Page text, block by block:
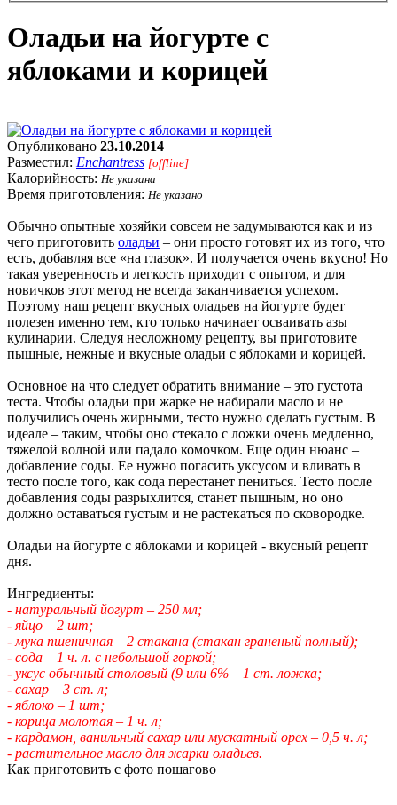
Оладьи на йогурте с
яблоками и корицей
Опубликовано 23.10.2014
Разместил: Enchantress [offline]
Калорийность: Не указана
Время приготовления: Не указано
Обычно опытные хозяйки совсем не задумываются как и из
чего приготовить оладьи – они просто готовят их из того, что
есть, добавляя все «на глазок». И получается очень вкусно! Но
такая уверенность и легкость приходит с опытом, и для
новичков этот метод не всегда заканчивается успехом.
Поэтому наш рецепт вкусных оладьев на йогурте будет
полезен именно тем, кто только начинает осваивать азы
кулинарии. Следуя несложному рецепту, вы приготовите
пышные, нежные и вкусные оладьи с яблоками и корицей.
Основное на что следует обратить внимание – это густота
теста. Чтобы оладьи при жарке не набирали масло и не
получились очень жирными, тесто нужно сделать густым. В
идеале – таким, чтобы оно стекало с ложки очень медленно,
тяжелой волной или падало комочком. Еще один нюанс –
добавление соды. Ее нужно погасить уксусом и вливать в
тесто после того, как сода перестанет пениться. Тесто после
добавления соды разрыхлится, станет пышным, но оно
должно оставаться густым и не растекаться по сковородке.
Оладьи на йогурте с яблоками и корицей - вкусный рецепт
дня.
Ингредиенты:
- натуральный йогурт – 250 мл;
- яйцо – 2 шт;
- мука пшеничная – 2 стакана (стакан граненый полный);
- сода – 1 ч. л. с небольшой горкой;
- уксус обычный столовый (9 или 6% – 1 ст. ложка;
- сахар – 3 ст. л;
- яблоко – 1 шт;
- корица молотая – 1 ч. л;
- кардамон, ванильный сахар или мускатный орех – 0,5 ч. л;
- растительное масло для жарки оладьев.
Как приготовить с фото пошагово